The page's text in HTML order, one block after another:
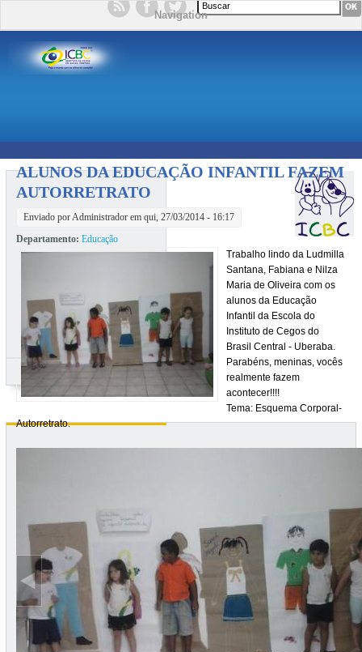
NavigationFormulário de busca
ALUNOS DA EDUCAÇÃO INFANTIL FAZEM
AUTORRETRATO
Enviado porAdministrador em qui, 27/03/2014 - 16:17
Departamento: Educação
Trabalho lindo da Ludmilla
Santana, Fabiana e Nilza
Maria de Oliveira com os
alunos da Educação
Infantil da Escola do
Instituto de Cegos do
Brasil Central - Uberaba.
Parabéns, meninas, vocês
realmente fazem
acontecer!!!!
Tema: Esquema Corporal-
Autorretrato.